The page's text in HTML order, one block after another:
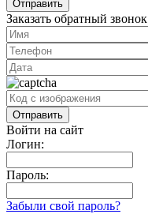
Заказать обратный звонок
Войти на сайт
Логин:
Пароль:
Забыли свой пароль?